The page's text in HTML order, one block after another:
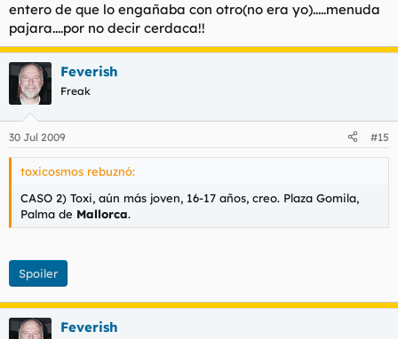
entero de que lo engañaba con otro(no era yo).....menuda
pajara....por no decir cerdaca!!
Feverish
Freak
30 Jul 2009 #15
toxicosmos rebuznó:
CASO 2) Toxi, aún más joven, 16-17 años, creo. Plaza Gomila,
Palma de Mallorca.
Spoiler
Feverish